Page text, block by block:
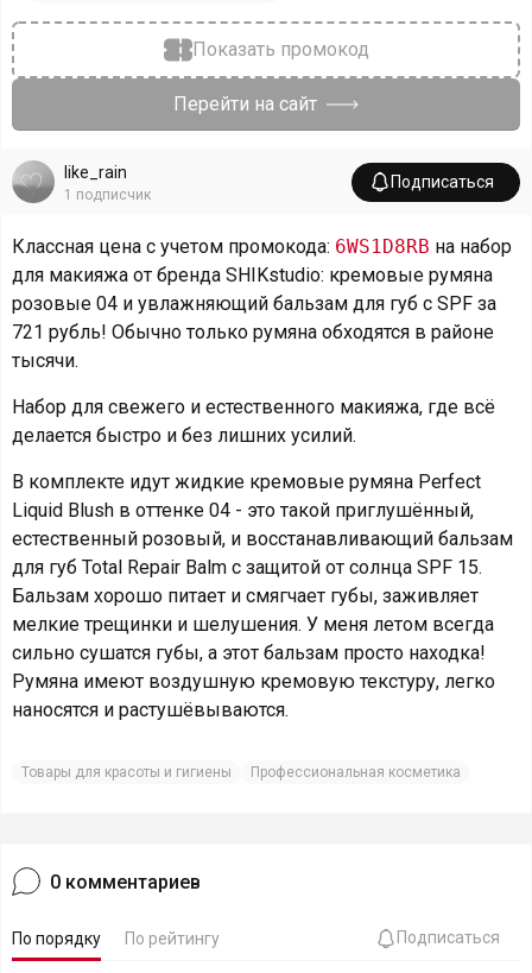
Показать промокод
Перейти на сайт
like_rain
1 подписчик
Подписаться
Классная цена с учетом промокода: 6WS1D8RB на набор
для макияжа от бренда SHIKstudio: кремовые румяна
розовые 04 и увлажняющий бальзам для губ с SPF за
721 рубль! Обычно только румяна обходятся в районе
тысячи.
Набор для свежего и естественного макияжа, где всё
делается быстро и без лишних усилий.
В комплекте идут жидкие кремовые румяна Perfect
Liquid Blush в оттенке 04 - это такой приглушённый,
естественный розовый, и восстанавливающий бальзам
для губ Total Repair Balm с защитой от солнца SPF 15.
Бальзам хорошо питает и смягчает губы, заживляет
мелкие трещинки и шелушения. У меня летом всегда
сильно сушатся губы, а этот бальзам просто находка!
Румяна имеют воздушную кремовую текстуру, легко
наносятся и растушёвываются.
Товары для красоты и гигиены Профессиональная косметика
0 комментариев
По порядку По рейтингу Подписаться